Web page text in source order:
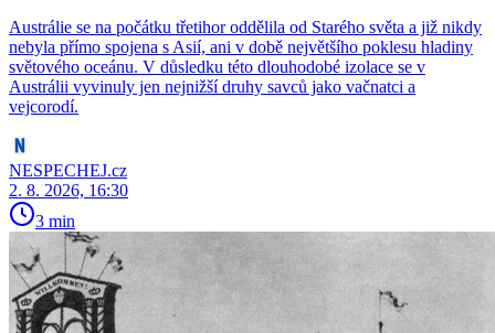
Austrálie se na počátku třetihor oddělila od Starého světa a již nikdy
nebyla přímo spojena s Asií, ani v době největšího poklesu hladiny
světového oceánu. V důsledku této dlouhodobé izolace se v
Austrálii vyvinuly jen nejnižší druhy savců jako vačnatci a
vejcorodí.
NESPECHEJ.cz
2. 8. 2026, 16:30
3 min